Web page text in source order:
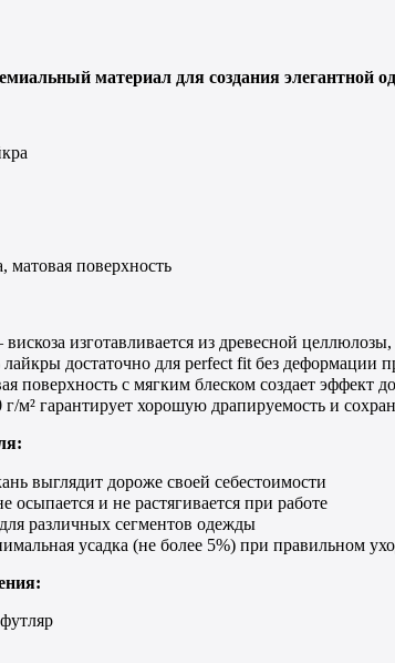
материал для создания элегантной
матовая поверхность
изготавливается из древесной
достаточно для perfect fit без деформации
поверхность с мягким блеском создает эффект
м² гарантирует хорошую драпируемость и
выглядит дороже своей себестоимости
осыпается и не растягивается при работе
различных сегментов одежды
усадка (не более 5%) при правильном